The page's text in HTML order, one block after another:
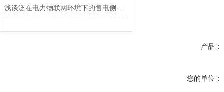
浅谈泛在电力物联网环境下的售电侧电力市场商业模式研究
产品：
您的单位：